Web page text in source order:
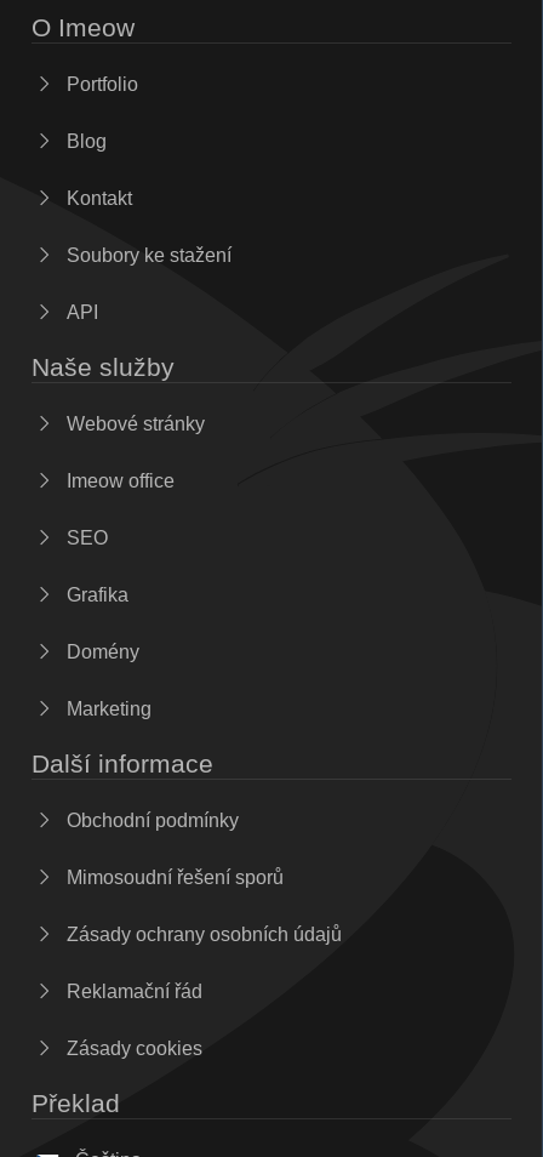
O Imeow
Portfolio
Blog
Kontakt
Soubory ke stažení
API
Naše služby
Webové stránky
Imeow office
SEO
Grafika
Domény
Marketing
Další informace
Obchodní podmínky
Mimosoudní řešení sporů
Zásady ochrany osobních údajů
Reklamační řád
Zásady cookies
Překlad